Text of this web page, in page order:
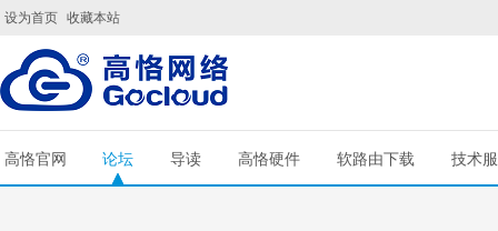
设为首页 收藏本站
高恪官网 论坛 导读 高恪硬件 软路由下载 技术